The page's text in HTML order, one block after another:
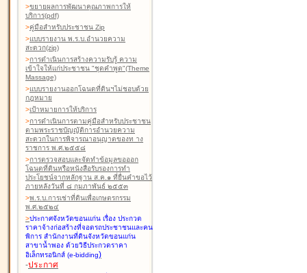
>ขยายผลการพัฒนาคุณภาพการให้
บริการ(pdf)
>คู่มือสำหรับประชาชน Zip
>แบบรายงาน พ.ร.บ.อำนวยความ
สะดวก(zip)
>การดำเนินการสร้างความรับรู้ ความ
เข้าใจให้แก่ประชาชน "ชุดคำพูด"(Theme
Massage)
>แบบรายงานออกโฉนดที่ดินฯไม่ชอบด้วย
กฎหมาย
>เป้าหมายการให้บริการ
>การดำเนินการตามคู่มือสำหรับประชาชน
ตามพระราชบัญญัติการอำนวยความ
สะดวกในการพิจารณาอนุญาตของท าง
ราชการ พ.ศ.๒๕๕๘
>การตรวจสอบและจัดทำข้อมูลขอออก
โฉนดที่ดินหรือหนังสือรับรองการทำ
ประโยชน์จากหลักฐาน ส.ค.๑ ที่ยื่นคำขอไว้
ภายหลังวันที่ ๘ กุมภาพันธ์ ๒๕๕๓
>พ.ร.บ.การเช่าที่ดินเพื่อเกษตรกรรม
พ.ศ.๒๕๒๔
>ประกาศจังหวัดขอนแก่น เรื่อง ประกวด
ราคาจ้างก่อสร้างที่จอดรถประชาชนและคน
พิการ สำนักงานที่ดินจังหวัดขอนแก่น
สาขาน้ำพอง ด้วยวิธีประกวดราคา
อิเล็กทรอนิกส์ (e-bidding)
-ประกาศ